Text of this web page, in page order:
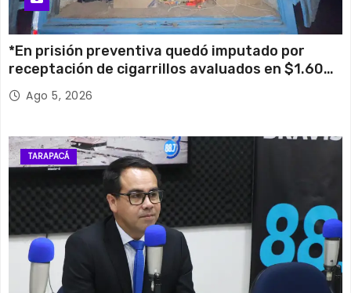
*En prisión preventiva quedó imputado por
receptación de cigarrillos avaluados en $1.600
millones*
Ago 5, 2026
TARAPACÁ